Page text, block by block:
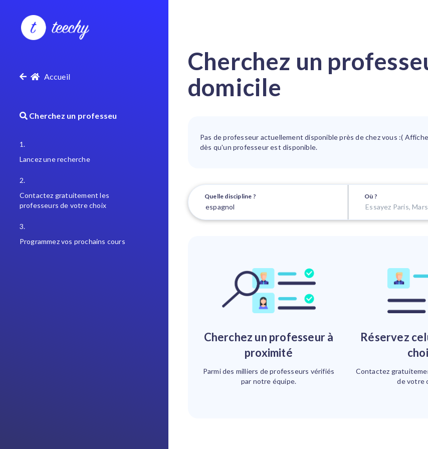
Accueil
Cherchez un professeu
1.
Lancez une recherche
2.
Contactez gratuitement les
professeurs de votre choix
3.
Programmez vos prochains cours
Cherchez un
domicile
Pas de professeur actuellement disponible près de chez vous :(
dès qu'un professeur est disponible.
Quelle discipline ? Où ?
Cherchez un professeur à
proximité
Parmi des milliers de professeurs vérifiés
par notre équipe.
Réservez celui de votre
Contactez
de votre